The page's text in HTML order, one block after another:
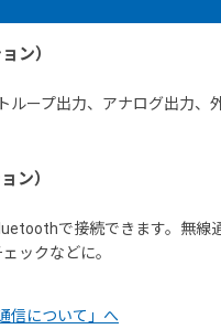
ン）
ループ出力、アナログ出力、
ン）
で接続できます。無線
ックなどに。
信について」へ